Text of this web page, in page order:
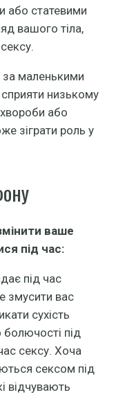
або статевими
вашого тіла,
за маленькими
низькому
або
зіграти роль у
ваше
під час:
під час
змусити вас
сухість
під
сексу. Хоча
сексом під
відчувають